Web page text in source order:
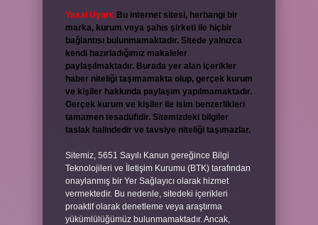
Yasal Uyarı: Bu internet sitesi, herhangi bir
marka, kurum veya şahıs şirketi ile hiçbir
bağlantısı bulunmamaktadır. Sitede yalnızca
kendi hazırladığımız makaleler
paylaşılmaktadır. Burada yer alan içerikler
haber niteliği taşımamakta olup, gerçek kurum
ve kişiler hakkında paylaşım yapılmamaktadır.
Gerçek kurum ve kişiler ile isim benzerlikleri
tamamen tesadüfidir. Sitemizdeki bilgiler
taslak halindedir ve tavsiye niteliği taşımazlar.
Sitemiz, 5651 Sayılı Kanun gereğince Bilgi
Teknolojileri ve İletişim Kurumu (BTK) tarafından
onaylanmış bir Yer Sağlayıcı olarak hizmet
vermektedir. Bu nedenle, sitedeki içerikleri
proaktif olarak denetleme veya araştırma
yükümlülüğümüz bulunmamaktadır. Ancak,